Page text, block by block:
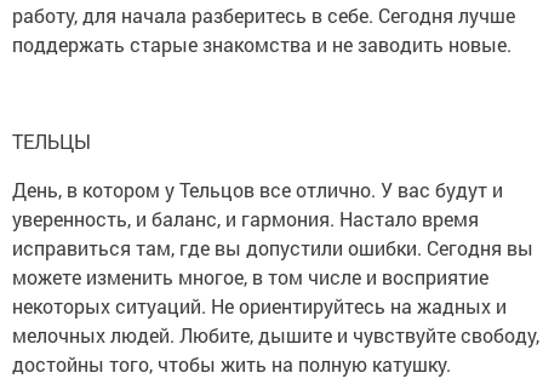
работу, для начала разберитесь в себе. Сегодня лучше
поддержать старые знакомства и не заводить новые.
ТЕЛЬЦЫ
День, в котором у Тельцов все отлично. У вас будут и
уверенность, и баланс, и гармония. Настало время
исправиться там, где вы допустили ошибки. Сегодня вы
можете изменить многое, в том числе и восприятие
некоторых ситуаций. Не ориентируйтесь на жадных и
мелочных людей. Любите, дышите и чувствуйте
достойны того, чтобы жить на полную катушку.